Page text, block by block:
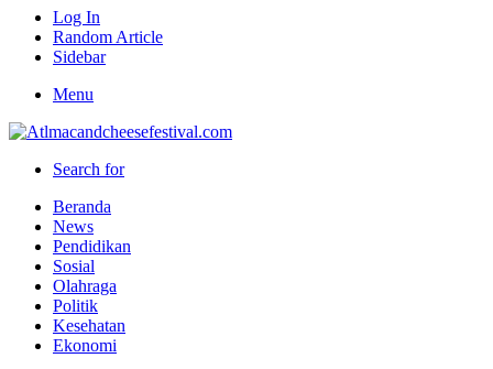
Log In
Random Article
Sidebar
Menu
Search for
Beranda
News
Pendidikan
Sosial
Olahraga
Politik
Kesehatan
Ekonomi